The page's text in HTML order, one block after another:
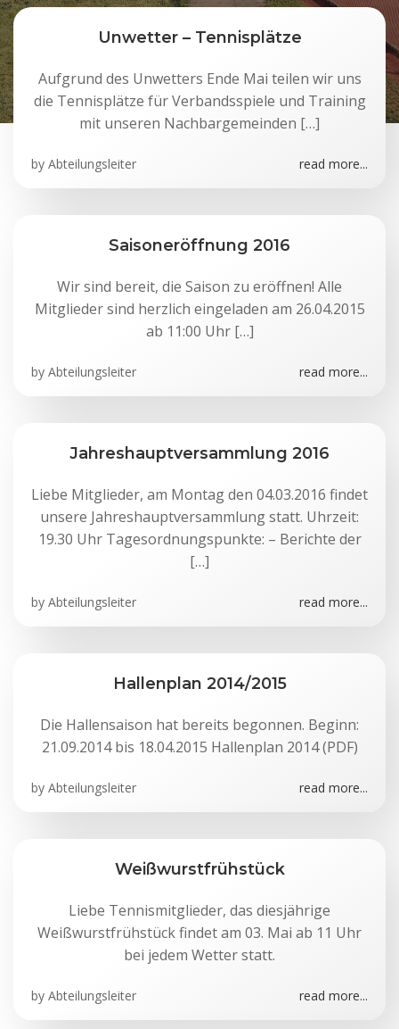
Unwetter – Tennisplätze
Aufgrund des Unwetters Ende Mai teilen wir uns
die Tennisplätze für Verbandsspiele und Training
mit unseren Nachbargemeinden […]
by Abteilungsleiter read more...
Saisoneröffnung 2016
Wir sind bereit, die Saison zu eröffnen! Alle
Mitglieder sind herzlich eingeladen am 26.04.2015
ab 11:00 Uhr […]
by Abteilungsleiter read more...
Jahreshauptversammlung 2016
Liebe Mitglieder, am Montag den 04.03.2016 findet
unsere Jahreshauptversammlung statt. Uhrzeit:
19.30 Uhr Tagesordnungspunkte: – Berichte der
[…]
by Abteilungsleiter read more...
Hallenplan 2014/2015
Die Hallensaison hat bereits begonnen. Beginn:
21.09.2014 bis 18.04.2015 Hallenplan 2014 (PDF)
by Abteilungsleiter read more...
Weißwurstfrühstück
Liebe Tennismitglieder, das diesjährige
Weißwurstfrühstück findet am 03. Mai ab 11 Uhr
bei jedem Wetter statt.
by Abteilungsleiter read more...